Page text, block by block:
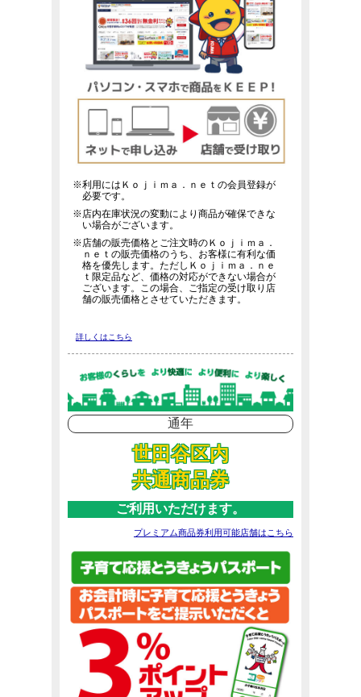
※利用にはＫｏｊｉｍａ．ｎｅｔの会員登録が
必要です。
※店内在庫状況の変動により商品が確保できな
い場合がございます。
※店舗の販売価格とご注文時のＫｏｊｉｍａ．
ｎｅｔの販売価格のうち、お客様に有利な価
格を優先します。ただしＫｏｊｉｍａ．ｎｅ
ｔ限定品など、価格の対応ができない場合が
ございます。この場合、ご指定の受け取り店
舗の販売価格とさせていただきます。
詳しくはこちら
通年
世田谷区内
共通商品券
ご利用いただけます。
プレミアム商品券利用可能店舗はこちら